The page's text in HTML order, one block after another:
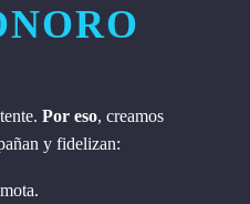
Por eso, creamos
y fidelizan: